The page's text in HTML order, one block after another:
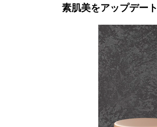
素肌美をアップデー